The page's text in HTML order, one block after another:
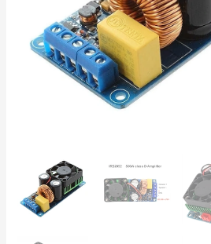
<0.1%
Subwoofer